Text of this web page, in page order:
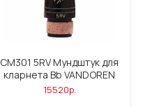
CM301 5RV Мундштук для
кларнета Bb VANDOREN
15520р.